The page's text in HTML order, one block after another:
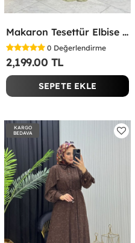
Makaron Tesettür Elbise Yeşil Yeşil
0 Değerlendirme
2,199.00 TL
SEPETE EKLE
KARGO
BEDAVA